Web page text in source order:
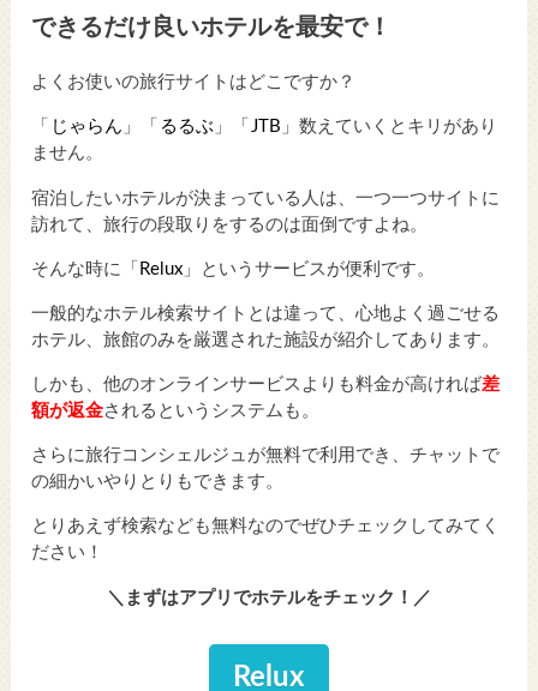
できるだけ良いホテルを最安で！
よくお使いの旅行サイトはどこですか？
「 じゃらん 」「 るるぶ 」「 JTB 」数えていくとキリがあり
ません。
宿泊したいホテルが決まっている人は、一つ一つサイトに
訪れて、旅行の段取りをするのは面倒ですよね。
そんな時に「 Relux 」というサービスが便利です。
一般的なホテル検索サイトとは違って、心地よく過ごせる
ホテル、旅館のみを厳選された施設が紹介してあります。
しかも、他のオンラインサービスよりも料金が高ければ差
額が返金されるというシステムも。
さらに旅行コンシェルジュが無料で利用でき、チャットで
の細かいやりとりもできます。
とりあえず検索なども無料なのでぜひチェックしてみてく
ださい！
＼まずはアプリでホテルをチェック！／
Relux